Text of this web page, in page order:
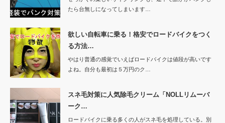
たら台無しになってしまいます…
欲しい自転車に乗る！格安でロードバイクをつく
る方法…
やはり普通の感覚でいえばロードバイクは値段が高いです
よね。自分も最初は５万円のク…
スネ毛対策に人気除毛クリーム「NOLLリムーバ
ーク…
ロードバイクに乗る多くの人がスネ毛を処理している。別